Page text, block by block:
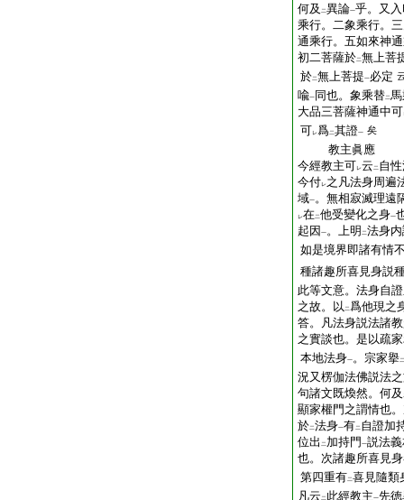
何及 二異論一乎。又
乘行。二象乘行。
通乘行。五如來神
初二菩薩於二無上菩
於二無上菩提一必定
喩一 同也。象乘替二
大品三菩薩神通中可
可レ爲二其證一 矣
教主眞應
今經教主可レ云 二 自
今付レ之凡法身周遍
域一。無相寂滅理遠
レ在二他受變化之身一
起因 一。上明 二法身
如是境界即諸有情
種諸趣所喜見身説
此等文意。法身自
之故。以 二爲他現之
答。凡法身説法諸
之實談也。是以疏
本地法身一。宗家擧二
況又楞伽法佛説法
句諸文既煥然。何及
顯家權門之謂情也
於二法身一有二 自證加
位出 二 加持門 一説法
也。次諸趣所喜見
第四重有二喜見隨類
凡云 二 此經教主一先